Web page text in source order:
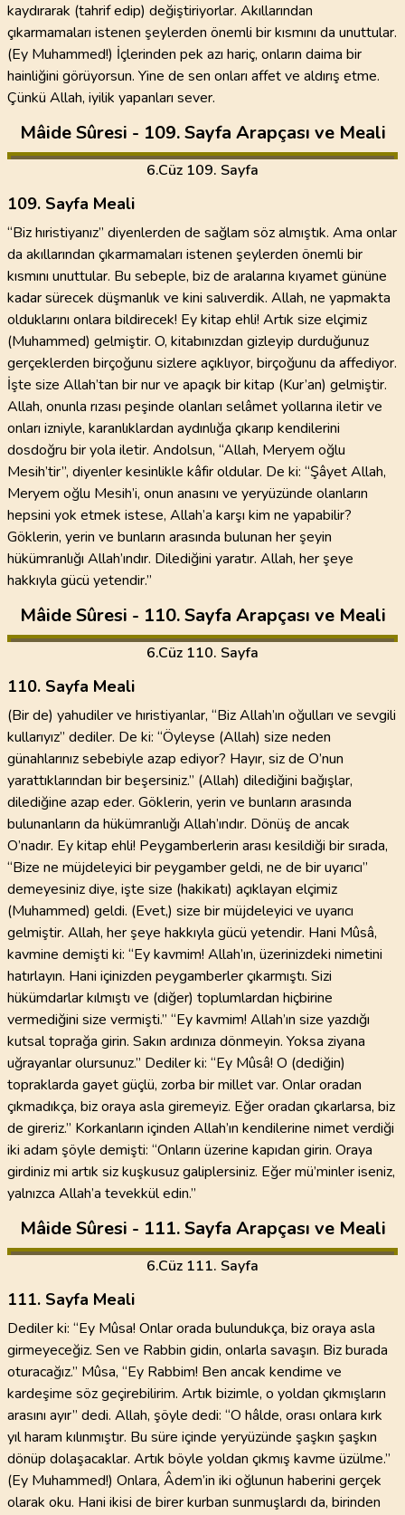
kaydırarak (tahrif edip) değiştiriyorlar. Akıllarından
çıkarmamaları istenen şeylerden önemli bir kısmını da unuttular.
(Ey Muhammed!) İçlerinden pek azı hariç, onların daima bir
hainliğini görüyorsun. Yine de sen onları affet ve aldırış etme.
Çünkü Allah, iyilik yapanları sever.
Mâide Sûresi - 109. Sayfa Arapçası ve Meali
6.Cüz 109. Sayfa
109. Sayfa Meali
“Biz hıristiyanız” diyenlerden de sağlam söz almıştık. Ama onlar
da akıllarından çıkarmamaları istenen şeylerden önemli bir
kısmını unuttular. Bu sebeple, biz de aralarına kıyamet gününe
kadar sürecek düşmanlık ve kini salıverdik. Allah, ne yapmakta
olduklarını onlara bildirecek! Ey kitap ehli! Artık size elçimiz
(Muhammed) gelmiştir. O, kitabınızdan gizleyip durduğunuz
gerçeklerden birçoğunu sizlere açıklıyor, birçoğunu da affediyor.
İşte size Allah’tan bir nur ve apaçık bir kitap (Kur’an) gelmiştir.
Allah, onunla rızası peşinde olanları selâmet yollarına iletir ve
onları izniyle, karanlıklardan aydınlığa çıkarıp kendilerini
dosdoğru bir yola iletir. Andolsun, “Allah, Meryem oğlu
Mesih’tir”, diyenler kesinlikle kâfir oldular. De ki: “Şâyet Allah,
Meryem oğlu Mesih’i, onun anasını ve yeryüzünde olanların
hepsini yok etmek istese, Allah’a karşı kim ne yapabilir?
Göklerin, yerin ve bunların arasında bulunan her şeyin
hükümranlığı Allah’ındır. Dilediğini yaratır. Allah, her şeye
hakkıyla gücü yetendir.”
Mâide Sûresi - 110. Sayfa Arapçası ve Meali
6.Cüz 110. Sayfa
110. Sayfa Meali
(Bir de) yahudiler ve hıristiyanlar, “Biz Allah’ın oğulları ve sevgili
kullarıyız” dediler. De ki: “Öyleyse (Allah) size neden
günahlarınız sebebiyle azap ediyor? Hayır, siz de O’nun
yarattıklarından bir beşersiniz.” (Allah) dilediğini bağışlar,
dilediğine azap eder. Göklerin, yerin ve bunların arasında
bulunanların da hükümranlığı Allah’ındır. Dönüş de ancak
O’nadır. Ey kitap ehli! Peygamberlerin arası kesildiği bir sırada,
“Bize ne müjdeleyici bir peygamber geldi, ne de bir uyarıcı”
demeyesiniz diye, işte size (hakikatı) açıklayan elçimiz
(Muhammed) geldi. (Evet,) size bir müjdeleyici ve uyarıcı
gelmiştir. Allah, her şeye hakkıyla gücü yetendir. Hani Mûsâ,
kavmine demişti ki: “Ey kavmim! Allah’ın, üzerinizdeki nimetini
hatırlayın. Hani içinizden peygamberler çıkarmıştı. Sizi
hükümdarlar kılmıştı ve (diğer) toplumlardan hiçbirine
vermediğini size vermişti.” “Ey kavmim! Allah’ın size yazdığı
kutsal toprağa girin. Sakın ardınıza dönmeyin. Yoksa ziyana
uğrayanlar olursunuz.” Dediler ki: “Ey Mûsâ! O (dediğin)
topraklarda gayet güçlü, zorba bir millet var. Onlar oradan
çıkmadıkça, biz oraya asla giremeyiz. Eğer oradan çıkarlarsa, biz
de gireriz.” Korkanların içinden Allah’ın kendilerine nimet verdiği
iki adam şöyle demişti: “Onların üzerine kapıdan girin. Oraya
girdiniz mi artık siz kuşkusuz galiplersiniz. Eğer mü’minler iseniz,
yalnızca Allah’a tevekkül edin.”
Mâide Sûresi - 111. Sayfa Arapçası ve Meali
6.Cüz 111. Sayfa
111. Sayfa Meali
Dediler ki: “Ey Mûsa! Onlar orada bulundukça, biz oraya asla
girmeyeceğiz. Sen ve Rabbin gidin, onlarla savaşın. Biz burada
oturacağız.” Mûsa, “Ey Rabbim! Ben ancak kendime ve
kardeşime söz geçirebilirim. Artık bizimle, o yoldan çıkmışların
arasını ayır” dedi. Allah, şöyle dedi: “O hâlde, orası onlara kırk
yıl haram kılınmıştır. Bu süre içinde yeryüzünde şaşkın şaşkın
dönüp dolaşacaklar. Artık böyle yoldan çıkmış kavme üzülme.”
(Ey Muhammed!) Onlara, Âdem’in iki oğlunun haberini gerçek
olarak oku. Hani ikisi de birer kurban sunmuşlardı da, birinden